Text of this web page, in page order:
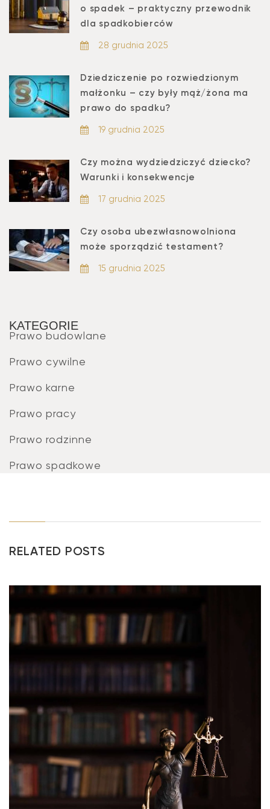
o spadek – praktyczny przewodnik
dla spadkobierców
28 grudnia 2025
Dziedziczenie po rozwiedzionym
małżonku – czy były mąż/żona ma
prawo do spadku?
19 grudnia 2025
Czy można wydziedziczyć dziecko?
Warunki i konsekwencje
17 grudnia 2025
Czy osoba ubezwłasnowolniona
może sporządzić testament?
15 grudnia 2025
KATEGORIE
Prawo budowlane
Prawo cywilne
Prawo karne
Prawo pracy
Prawo rodzinne
Prawo spadkowe
RELATED POSTS